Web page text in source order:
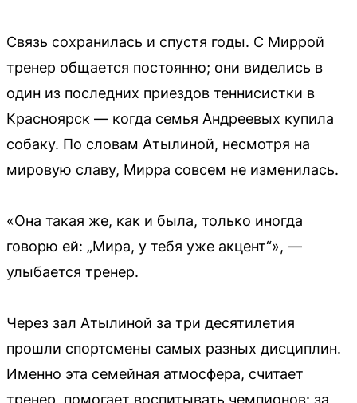
Связь сохранилась и спустя годы. С Миррой
тренер общается постоянно; они виделись в
один из последних приездов теннисистки в
Красноярск — когда семья Андреевых купила
собаку. По словам Атылиной, несмотря на
мировую славу, Мирра совсем не изменилась.
«Она такая же, как и была, только иногда
говорю ей: „Мира, у тебя уже акцент“», —
улыбается тренер.
Через зал Атылиной за три десятилетия
прошли спортсмены самых разных дисциплин.
Именно эта семейная атмосфера, считает
тренер, помогает воспитывать чемпионов: за